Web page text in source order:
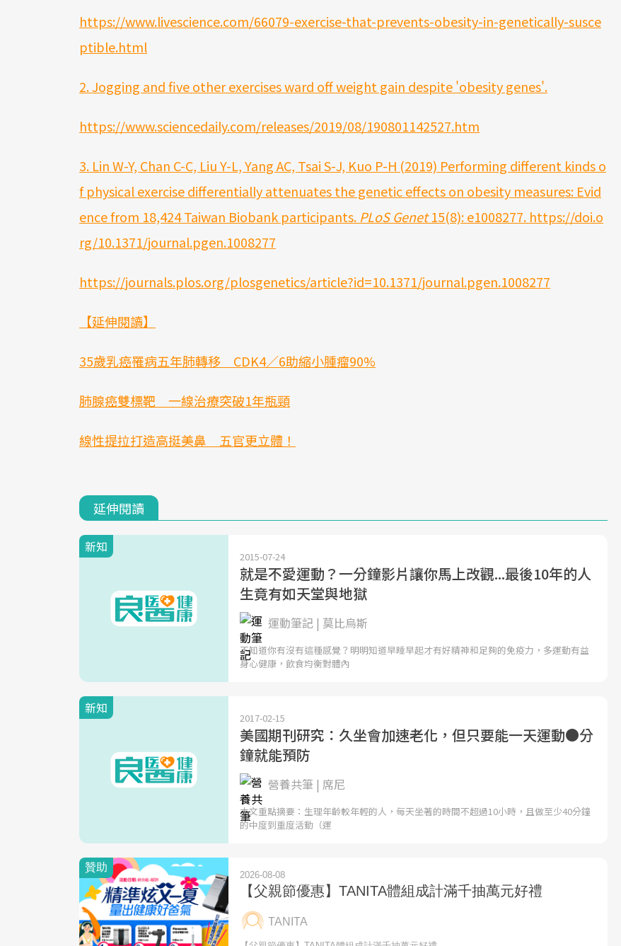
https://www.livescience.com/66079-exercise-that-prevents-obesity-in-genetically-susce
ptible.html
2. Jogging and five other exercises ward off weight gain despite 'obesity genes'.
https://www.sciencedaily.com/releases/2019/08/190801142527.htm
3. Lin W-Y, Chan C-C, Liu Y-L, Yang AC, Tsai S-J, Kuo P-H (2019) Performing different kinds o
f physical exercise differentially attenuates the genetic effects on obesity measures: Evid
ence from 18,424 Taiwan Biobank participants. PLoS Genet15(8): e1008277. https://doi.o
rg/10.1371/journal.pgen.1008277
https://journals.plos.org/plosgenetics/article?id=10.1371/journal.pgen.1008277
【延伸閱讀】
35歲乳癌罹病五年肺轉移 CDK4／6助縮小腫瘤90%
肺腺癌雙標靶 一線治療突破1年瓶頸
線性提拉打造高挺美鼻 五官更立體！
延伸閱讀
新知
2015-07-24
就是不愛運動？一分鐘影片讓你馬上改觀...最後10年的人
生竟有如天堂與地獄
運動筆記 | 莫比烏斯
不知道你有沒有這種感覺？明明知道早睡早起才有好精神和足夠的免疫力，多運動有益
身心健康，飲食均衡對體內
新知
2017-02-15
美國期刊研究：久坐會加速老化，但只要能一天運動●分
鐘就能預防
營養共筆 | 席尼
本文重點摘要：生理年齡較年輕的人，每天坐著的時間不超過10小時，且做至少40分鐘
的中度到重度活動（運